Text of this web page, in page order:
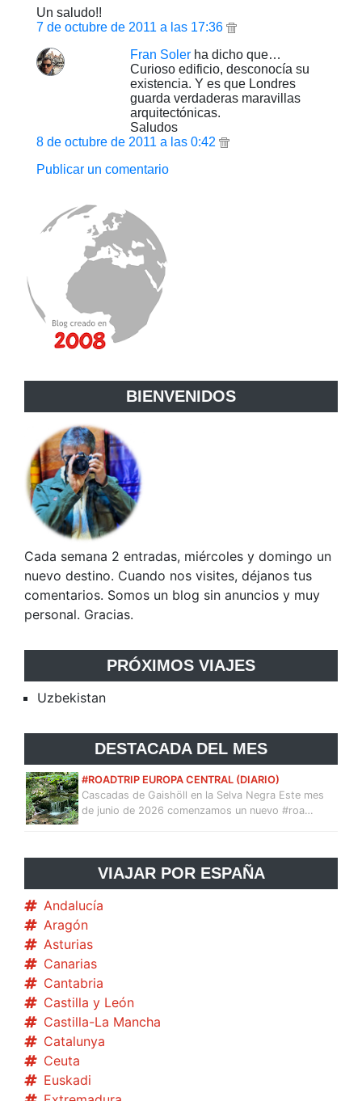
Un saludo!!
7 de octubre de 2011 a las 17:36
Fran Soler ha dicho que…
Curioso edificio, desconocía su
existencia. Y es que Londres
guarda verdaderas maravillas
arquitectónicas.
Saludos
8 de octubre de 2011 a las 0:42
Publicar un comentario
BIENVENIDOS
Cada semana 2 entradas, miércoles y domingo un
nuevo destino. Cuando nos visites, déjanos tus
comentarios. Somos un blog sin anuncios y muy
personal. Gracias.
PRÓXIMOS VIAJES
Uzbekistan
DESTACADA DEL MES
#ROADTRIP EUROPA CENTRAL (DIARIO)
Cascadas de Gaishöll en la Selva Negra Este mes
de junio de 2026 comenzamos un nuevo #roa…
VIAJAR POR ESPAÑA
Andalucía
Aragón
Asturias
Canarias
Cantabria
Castilla y León
Castilla-La Mancha
Catalunya
Ceuta
Euskadi